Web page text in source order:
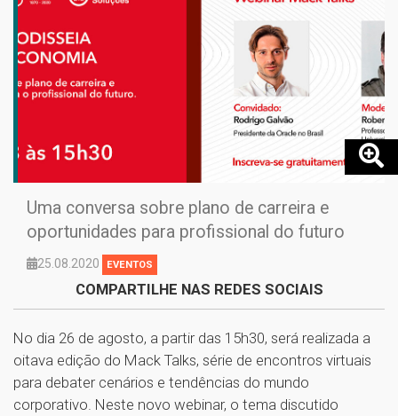
Uma conversa sobre plano de carreira e
oportunidades para profissional do futuro
25.08.2020 EVENTOS
COMPARTILHE NAS REDES SOCIAIS
No dia 26 de agosto, a partir das 15h30, será realizada a
oitava edição do Mack Talks, série de encontros virtuais
para debater cenários e tendências do mundo
corporativo. Neste novo webinar, o tema discutido